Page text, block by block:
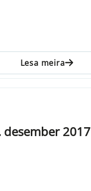
Lesa meira
2017